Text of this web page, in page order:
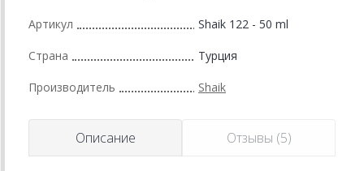
Артикул Shaik 122 - 50 ml
Страна Турция
Производитель Shaik
Описание Отзывы (5)